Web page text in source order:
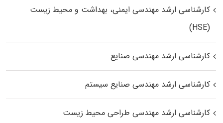
کارشناسی ارشد مهندسی ایمنی، بهداشت و محیط زیست
(HSE)
کارشناسی ارشد مهندسی صنایع
کارشناسی ارشد مهندسی صنایع سیستم
کارشناسی ارشد مهندسی طراحی محیط زیست